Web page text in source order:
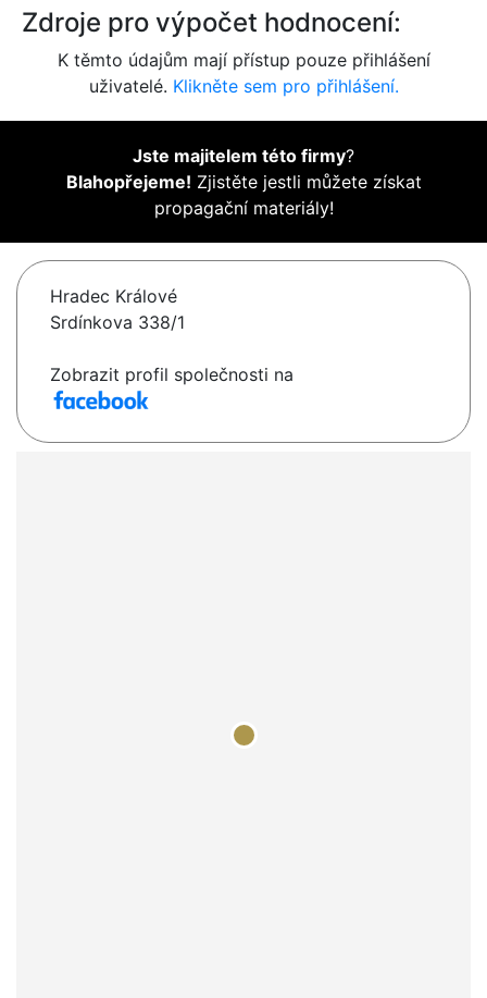
Zdroje pro výpočet hodnocení:
K těmto údajům mají přístup pouze přihlášení
uživatelé. Klikněte sem pro přihlášení.
Jste majitelem této firmy?
Blahopřejeme! Zjistěte jestli můžete získat
propagační materiály!
Hradec Králové
Srdínkova 338/1
Zobrazit profil společnosti na